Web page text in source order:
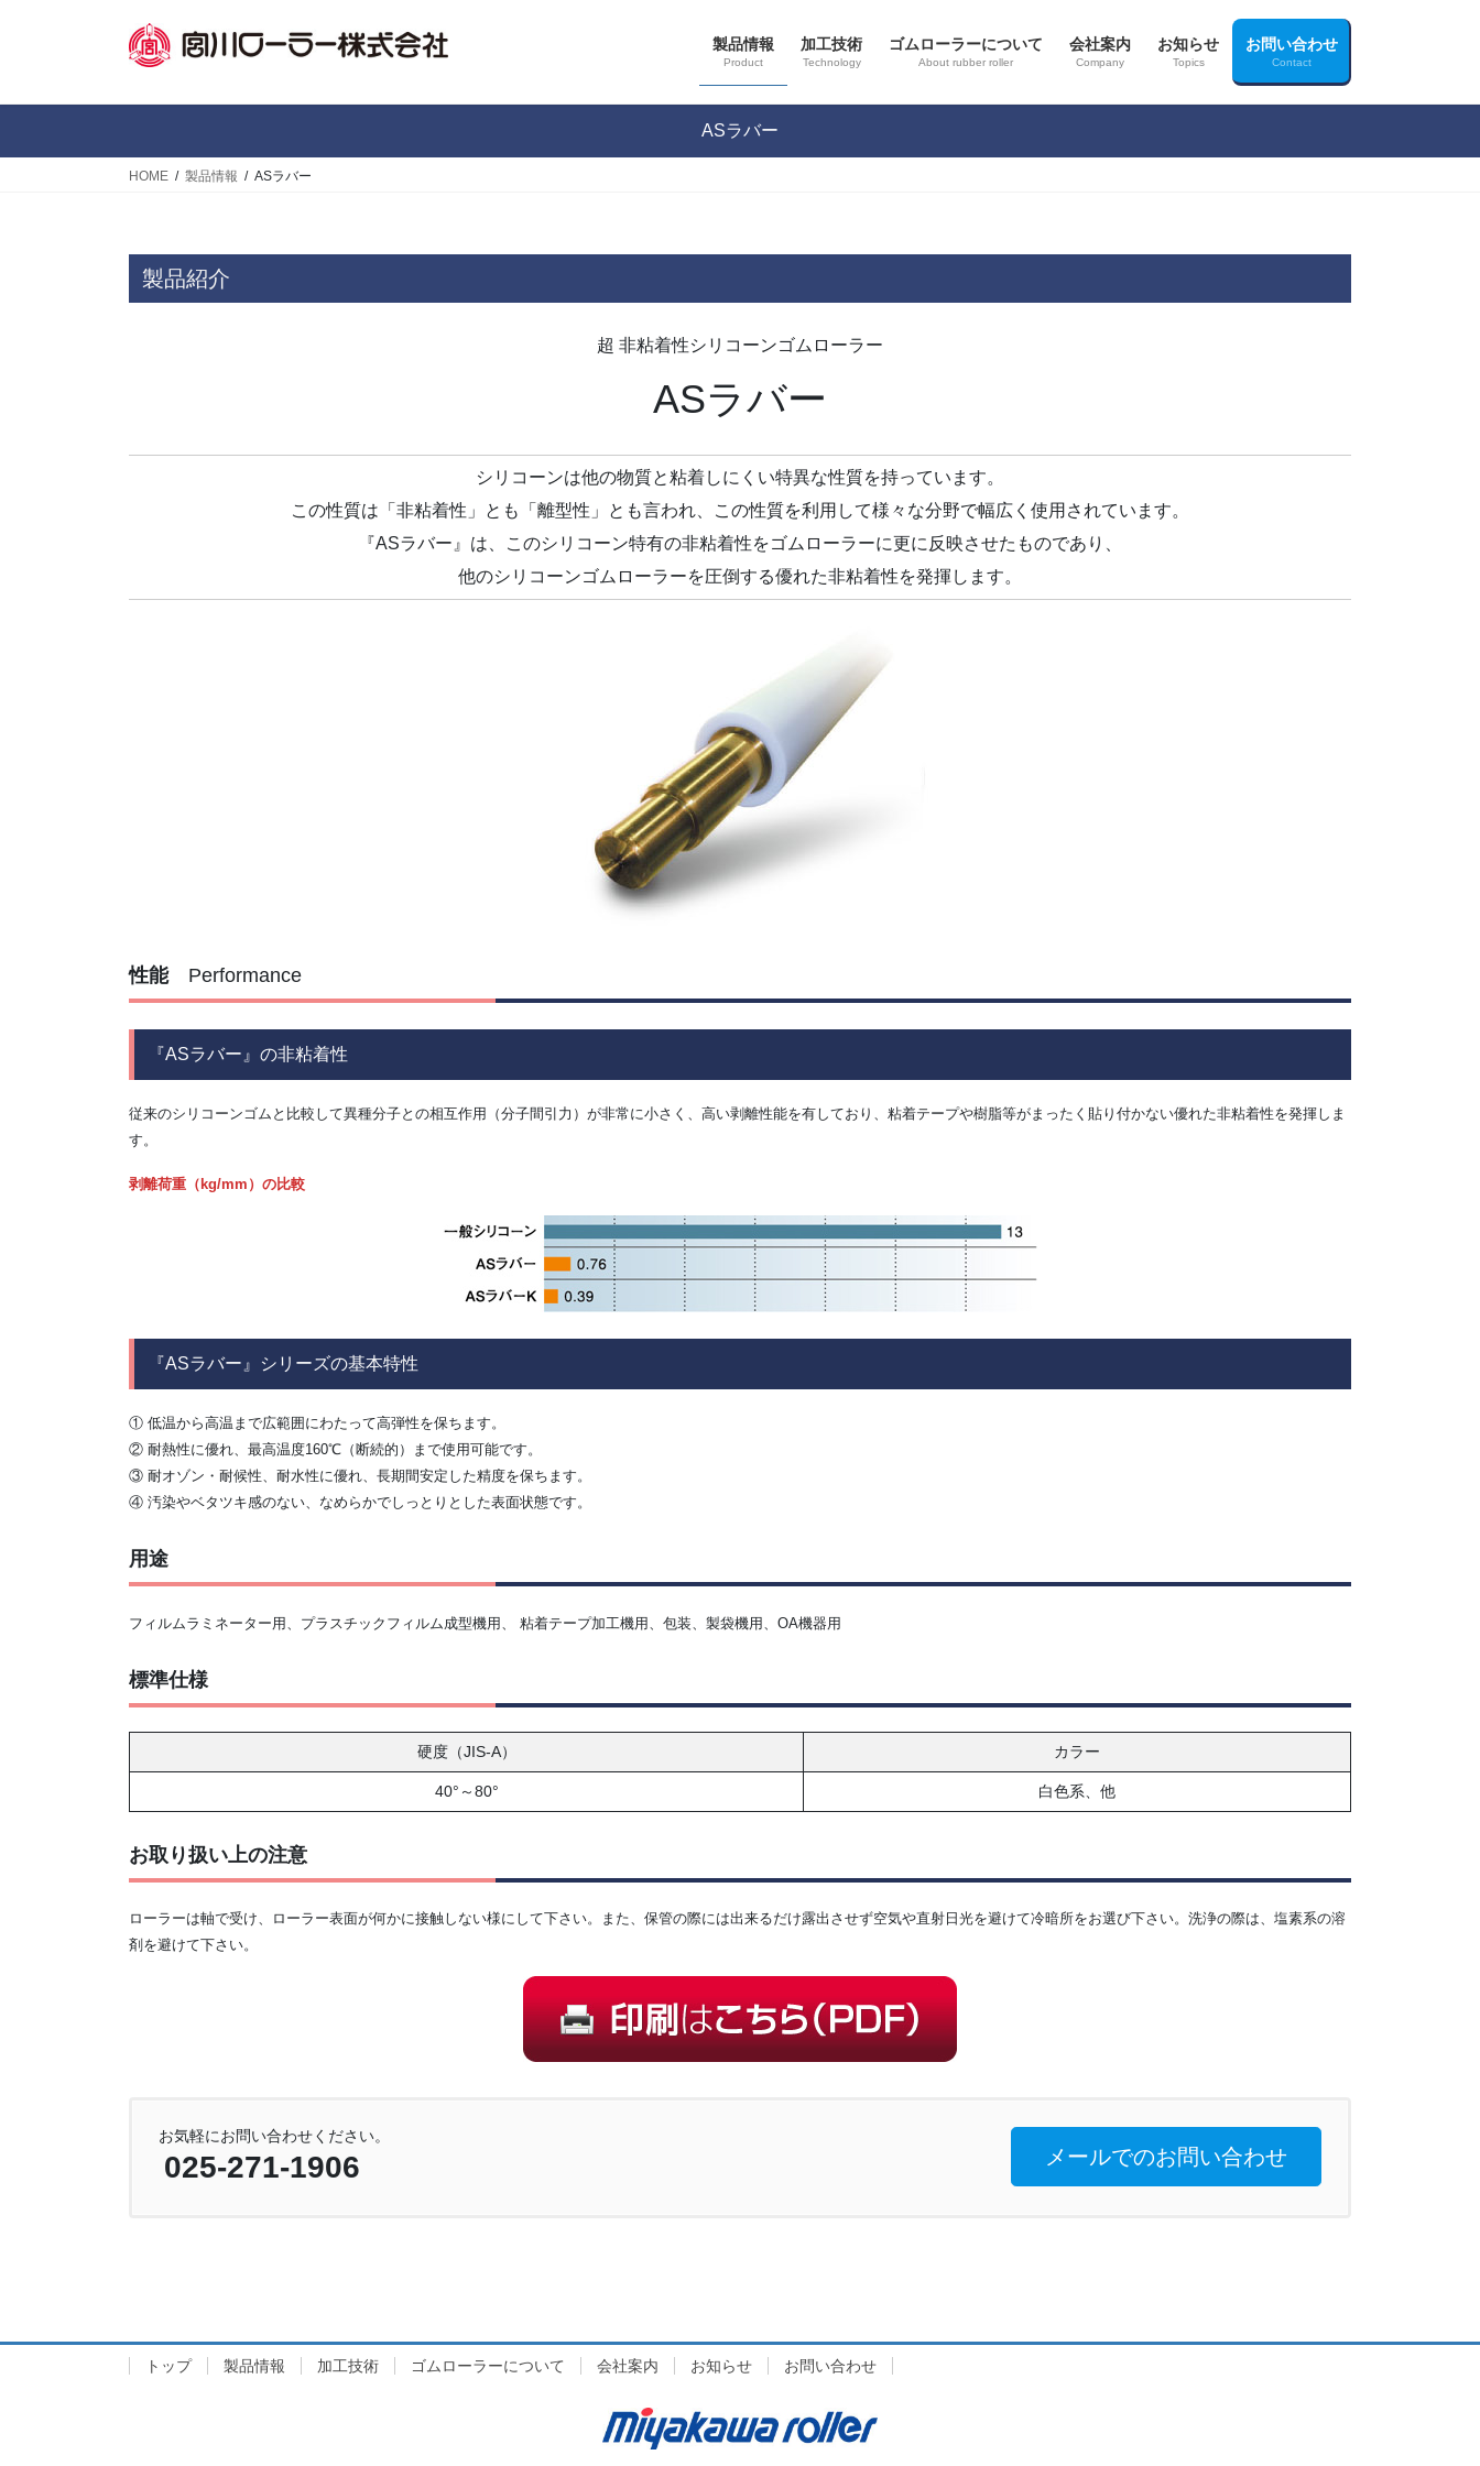
製品情報
Product
加工技術
Technology
ゴムローラーについて
About rubber roller
会社案内
Company
お知らせ
Topics
お問い合わせ
Contact
ASラバー
HOME 製品情報 ASラバー
製品紹介
超 非粘着性シリコーンゴムローラー
ASラバー
シリコーンは他の物質と粘着しにくい特異な性質を持っています。
この性質は「非粘着性」とも「離型性」とも言われ、この性質を利用して様々な分野で幅広く使用されています。
『ASラバー』は、このシリコーン特有の非粘着性をゴムローラーに更に反映させたものであり、
他のシリコーンゴムローラーを圧倒する優れた非粘着性を発揮します。
性能Performance
『ASラバー』の非粘着性
従来のシリコーンゴムと比較して異種分子との相互作用（分子間引力）が非常に小さく、高い剥離性能を有しており、粘着テープや樹脂等がまったく貼り付かない優れた非粘着性を発揮しま
す。
剥離荷重（kg/mm）の比較
『ASラバー』シリーズの基本特性
① 低温から高温まで広範囲にわたって高弾性を保ちます。
② 耐熱性に優れ、最高温度160℃（断続的）まで使用可能です。
③ 耐オゾン・耐候性、耐水性に優れ、長期間安定した精度を保ちます。
④ 汚染やベタツキ感のない、なめらかでしっとりとした表面状態です。
用途
フィルムラミネーター用、プラスチックフィルム成型機用、 粘着テープ加工機用、包装、製袋機用、OA機器用
標準仕様
硬度（JIS-A） カラー
40°～80° 白色系、他
お取り扱い上の注意
ローラーは軸で受け、ローラー表面が何かに接触しない様にして下さい。また、保管の際には出来るだけ露出させず空気や直射日光を避けて冷暗所をお選び下さい。洗浄の際は、塩素系の溶
剤を避けて下さい。
お気軽にお問い合わせください。
025-271-1906 メールでのお問い合わせ
トップ 製品情報 加工技術 ゴムローラーについて 会社案内 お知らせ お問い合わせ